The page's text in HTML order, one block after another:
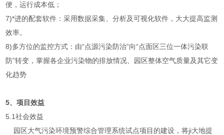
便，运行成本低；
7)*进的配套软件：采用数据采集、分析及可视化软件，大大提高监测
效率。
8)多方位的监控方式：由“点源污染防治”向“点面区三位一体污染联
防”转变，掌握各企业污染物的排放情况、园区整体空气质量及其它变
化趋势
5、项目效益
5.1社会效益
园区大气污染环境预警综合管理系统试点项目的建设，将ji大地提